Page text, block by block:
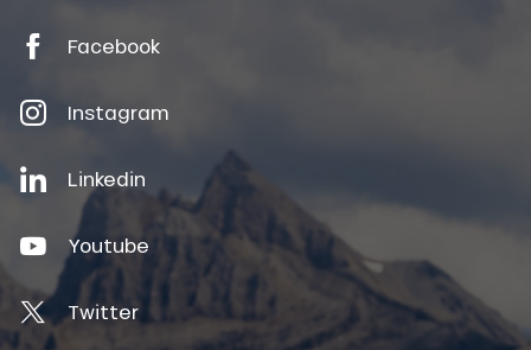
Facebook
Instagram
Linkedin
Youtube
Twitter